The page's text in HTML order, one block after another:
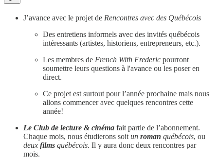
J’avance avec le projet de Rencontres avec des Québécois
Des entretiens informels avec des invités québécois
intéressants (artistes, historiens, entrepreneurs, etc.).
Les membres de French With Frederic pourront
soumettre leurs questions à l'avance ou les poser en
direct.
Ce projet est surtout pour l’année prochaine mais nous
allons commencer avec quelques rencontres cette
année!
Le Club de lecture & cinéma fait partie de l’abonnement.
Chaque mois, nous étudierons soit un roman québécois, ou
deux films québécois. Il y aura donc deux rencontres par
mois.